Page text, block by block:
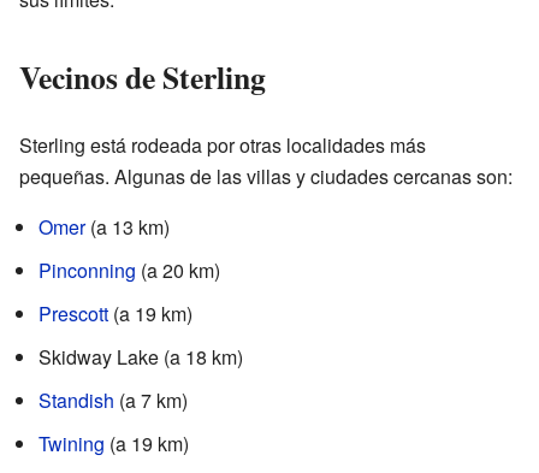
Vecinos de Sterling
Sterling está rodeada por otras localidades más
pequeñas. Algunas de las villas y ciudades cercanas son:
Omer(a 13 km)
Pinconning (a 20 km)
Prescott (a 19 km)
Skidway Lake (a 18 km)
Standish (a 7 km)
Twining (a 19 km)